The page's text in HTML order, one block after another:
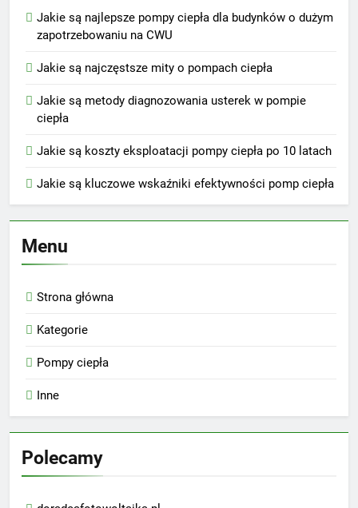
Jakie są najlepsze pompy ciepła dla budynków o dużym
zapotrzebowaniu na CWU
Jakie są najczęstsze mity o pompach ciepła
Jakie są metody diagnozowania usterek w pompie
ciepła
Jakie są koszty eksploatacji pompy ciepła po 10 latach
Jakie są kluczowe wskaźniki efektywności pomp ciepła
Menu
Strona główna
Kategorie
Pompy ciepła
Inne
Polecamy